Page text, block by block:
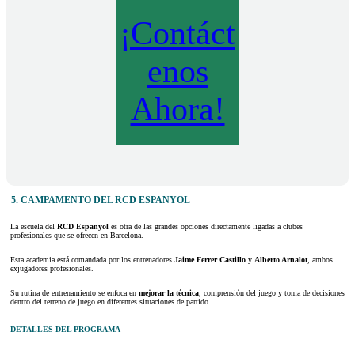
¡Contáct
enos
Ahora!
5. CAMPAMENTO DEL RCD ESPANYOL
La escuela del RCD Espanyol es otra de las grandes opciones directamente ligadas a clubes
profesionales que se ofrecen en Barcelona.
Esta academia está comandada por los entrenadores Jaime Ferrer Castillo y Alberto Arnalot, ambos
exjugadores profesionales.
Su rutina de entrenamiento se enfoca en mejorar la técnica, comprensión del juego y toma de decisiones
dentro del terreno de juego en diferentes situaciones de partido.
DETALLES DEL PROGRAMA